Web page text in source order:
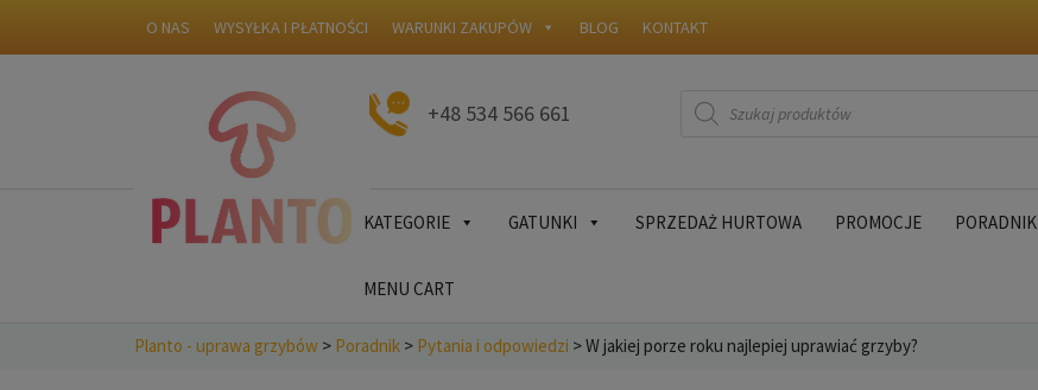
O NAS WYSYŁKA I PŁATNOŚCI WARUNKI ZAKUPÓW BLOG KONTAKT
+48 534 566 661
Wyszukiwarka
produktów
KATEGORIE GATUNKI SPRZEDAŻ HURTOWA PROMOCJE PORADNIK
MENU CART
Planto - uprawa grzybów > Poradnik > Pytania i odpowiedzi >W jakiej porze roku najlepiej uprawiać grzyby?